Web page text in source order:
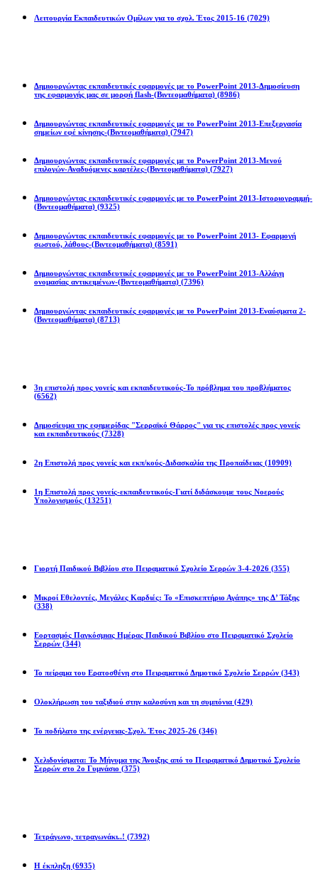
Λειτουργία Εκπαιδευτικών Ομίλων για το σχολ. Έτος 2015-16 (7029)
Δημιουργώντας εκπαιδευτικές εφαρμογές με το PowerPoint 2013-Δημοσίευση
της εφαρμογής μας σε μορφή flash-(Βιντεομαθήματα) (8986)
Δημιουργώντας εκπαιδευτικές εφαρμογές με το PowerPoint 2013-Επεξεργασία
σημείων εφέ κίνησης-(Βιντεομαθήματα) (7947)
Δημιουργώντας εκπαιδευτικές εφαρμογές με το PowerPoint 2013-Μενού
επιλογών-Αναδυόμενες καρτέλες-(Βιντεομαθήματα) (7927)
Δημιουργώντας εκπαιδευτικές εφαρμογές με το PowerPoint 2013-Ιστοριογραμμή-
(Βιντεομαθήματα) (9325)
Δημιουργώντας εκπαιδευτικές εφαρμογές με το PowerPoint 2013- Εφαρμογή
σωστού, λάθους-(Βιντεομαθήματα) (8591)
Δημιουργώντας εκπαιδευτικές εφαρμογές με το PowerPoint 2013-Αλλάγη
ονομασίας αντικειμένων-(Βιντεομαθήματα) (7396)
Δημιουργώντας εκπαιδευτικές εφαρμογές με το PowerPoint 2013-Εναύσματα 2-
(Βιντεομαθήματα) (8713)
3η επιστολή προς γονείς και εκπαιδευτικούς-Το πρόβλημα του προβλήματος
(6562)
Δημοσίευμα της εφημερίδας "Σερραϊκό Θάρρος" για τις επιστολές προς γονείς
και εκπαιδευτικούς (7328)
2η Eπιστολή προς γονείς και εκπ/κούς-Διδασκαλία της Προπαίδειας (10909)
1η Επιστολή προς γονείς-εκπαιδευτικούς-Γιατί διδάσκουμε τους Νοερούς
Υπολογισμούς (13251)
Γιορτή Παιδικού Βιβλίου στο Πειραματικό Σχολείο Σερρών 3-4-2026 (355)
Μικροί Εθελοντές, Μεγάλες Καρδιές: Το «Επισκεπτήριο Αγάπης» της Δ’ Τάξης
(338)
Εορτασμός Παγκόσμιας Ημέρας Παιδικού Βιβλίου στο Πειραματικό Σχολείο
Σερρών (344)
Το πείραμα του Ερατοσθένη στο Πειραματικό Δημοτικό Σχολείο Σερρών (343)
Ολοκλήρωση του ταξιδιού στην καλοσύνη και τη συμπόνια (429)
Το ποδήλατο της ενέργειας-Σχολ. Έτος 2025-26 (346)
Χελιδονίσματα: Το Μήνυμα της Άνοιξης από το Πειραματικό Δημοτικό Σχολείο
Σερρών στο 2ο Γυμνάσιο (375)
Τετράγωνο, τετραγωνάκι..! (7392)
Η έκπληξη (6935)